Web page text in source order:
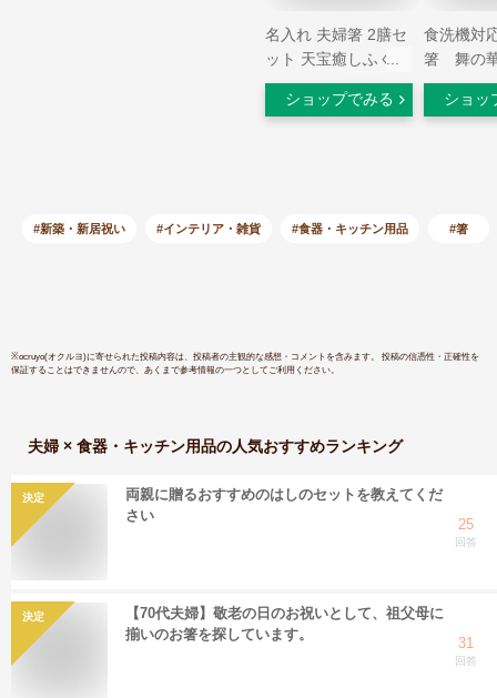
名入れ 夫婦箸 2膳セ
ット 天宝癒しふくろ
う 桐箱入り
ショップでみる
食洗機対
箸 舞の
朱 2膳
【名入れ
ショッ
#新築・新居祝い #インテリア・雑貨 #食器・キッチン用品 #箸
※ocruyo(オクルヨ)に寄せられた投稿内容は、投稿者の主観的な感想・コメントを含みます。 投稿の信憑性・正確性を
保証することはできませんので、あくまで参考情報の一つとしてご利用ください。
夫婦 × 食器・キッチン用品の人気おすすめランキング
決定
両親に贈るおすすめのはしのセットを教えてくだ
さい
25
回答
決定
【70代夫婦】敬老の日のお祝いとして、祖父母に
揃いのお箸を探しています。
31
回答